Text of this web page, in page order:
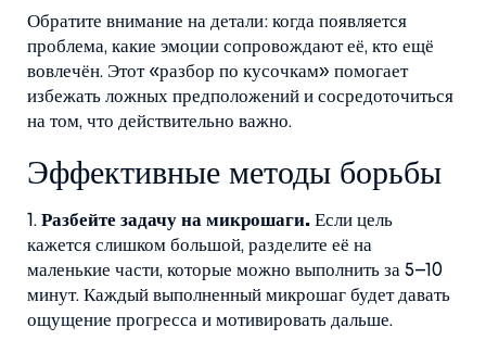
Обратите внимание на детали: когда появляется
проблема, какие эмоции сопровождают её, кто ещё
вовлечён. Этот «разбор по кусочкам» помогает
избежать ложных предположений и сосредоточиться
на том, что действительно важно.
Эффективные методы борьбы
1. Разбейте задачу на микрошаги. Если цель
кажется слишком большой, разделите её на
маленькие части, которые можно выполнить за 5–10
минут. Каждый выполненный микрошаг будет давать
ощущение прогресса и мотивировать дальше.